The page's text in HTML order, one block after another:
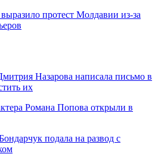
протест Молдавии из-за
Назарова написала письмо в
их
Романа Попова открыли в
подала на развод с